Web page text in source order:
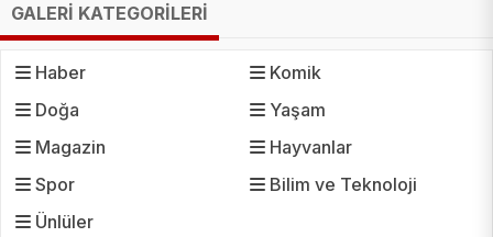
GALERİ KATEGORİLERİ
Haber
Komik
Doğa
Yaşam
Magazin
Hayvanlar
Spor
Bilim ve Teknoloji
Ünlüler